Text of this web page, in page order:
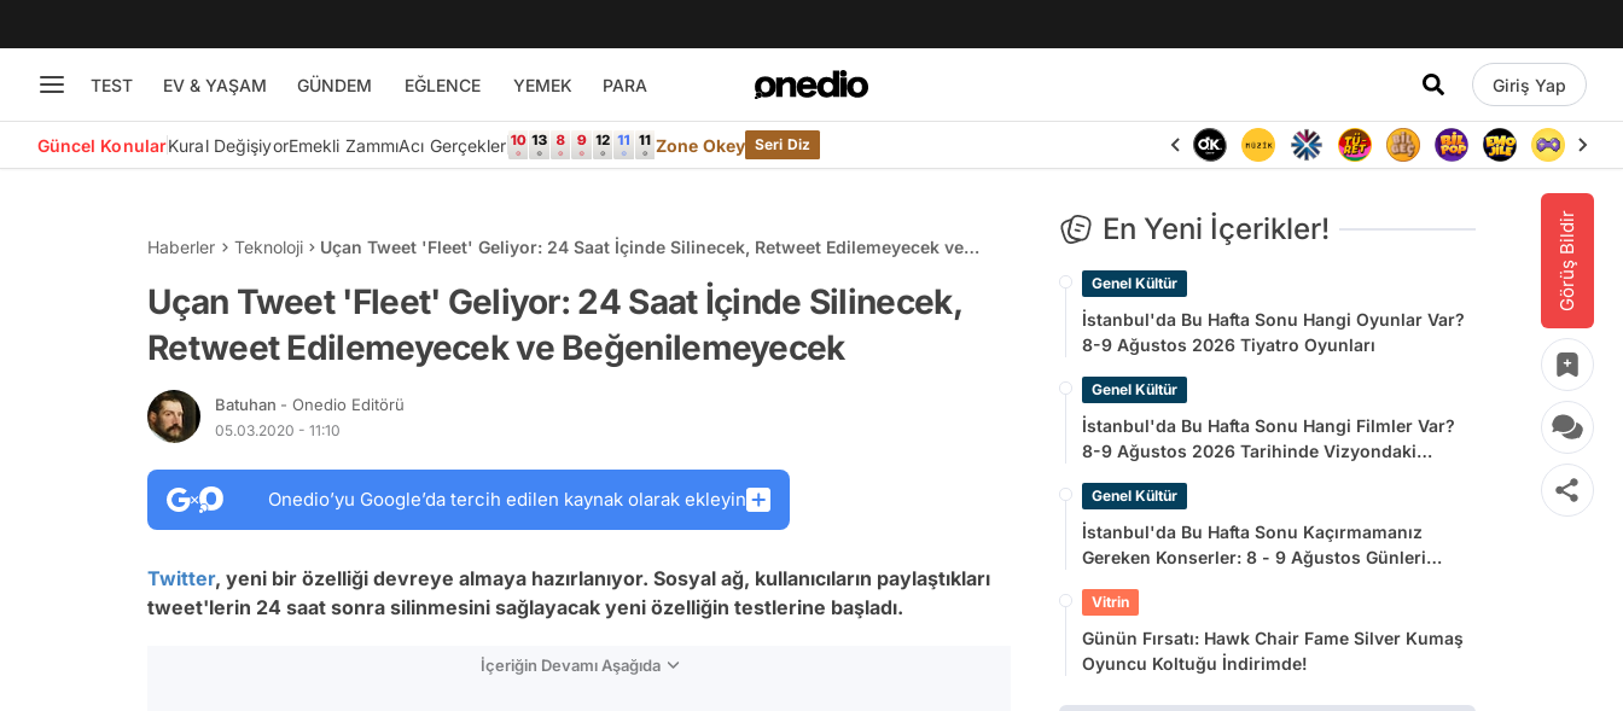
TEST EV & YAŞAM GÜNDEM EĞLENCE YEMEK PARA Giriş Yap
Güncel KonularKural DeğişiyorEmekli ZammıAcı Gerçekler Zone Okey Seri Diz
Görüş Bildir
Haberler Teknoloji
Uçan Tweet 'Fleet' Geliyor: 24 Saat İçinde Silinecek, Retweet Edilemeyecek ve
Uçan Tweet 'Fleet' Geliyor: 24 Saat İçinde Silinecek,
Retweet Edilemeyecek ve Beğenilemeyecek
Batuhan - Onedio Editörü
05.03.2020 - 11:10
Onedio’yu Google’da tercih edilen kaynak olarak ekleyin
Twitter, yeni bir özelliği devreye almaya hazırlanıyor. Sosyal ağ, kullanıcıların paylaştıkları
tweet'lerin 24 saat sonra silinmesini sağlayacak yeni özelliğin testlerine başladı.
İçeriğin Devamı Aşağıda
En Yeni İçerikler!
Genel Kültür
İstanbul'da Bu Hafta Sonu Hangi Oyunlar Var?
8-9 Ağustos 2026 Tiyatro Oyunları
Genel Kültür
İstanbul'da Bu Hafta Sonu Hangi Filmler Var?
8-9 Ağustos 2026 Tarihinde Vizyondaki
Genel Kültür
İstanbul'da Bu Hafta Sonu Kaçırmamanız
Gereken Konserler: 8 - 9 Ağustos Günleri
Vitrin
Günün Fırsatı: Hawk Chair Fame Silver Kumaş
Oyuncu Koltuğu İndirimde!